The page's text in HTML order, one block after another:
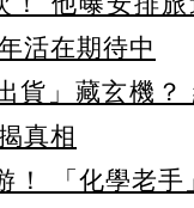
活在期待中
貨」藏玄機？
真相
！ 「化學老手